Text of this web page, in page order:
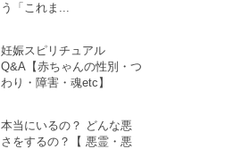
う「これま...
妊娠スピリチュアル
Q&A【赤ちゃんの性別・つ
わり・障害・魂etc】
本当にいるの？ どんな悪
さをするの？【 悪霊・悪